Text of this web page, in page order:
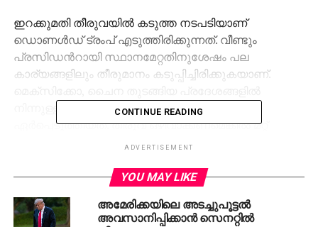
ഇറക്കുമതി തീരുവയില്‍ കടുത്ത നടപടിയാണ്
ഡൊണള്‍ഡ് ട്രംപ് എടുത്തിരിക്കുന്നത്. വീണ്ടും
പ്രസിഡന്‍റായി സ്ഥാനമേറ്റതിനുശേഷം പല
കാര്യങ്ങളിലും തീരുമാനം കടുപ്പിച്ചിരിക്കുകയാണ്.
നിന്നുള്ള ഉത്പന്നങ്ങള്‍ക്ക് 25% തീരുവയാണ്
ഏര്‍പ്പെടുത്തിയത്. തീരുവ ഒഴിവാക്കണമെങ്കില്‍ മറ്റ്
രാജ്യങ്ങളിലെ കമ്പനികളോട് അമേരിക്കയിലേക്ക്
കാനഡ, മെക്‌സിക്കോ, ചൈന എന്നിവിടങ്ങളില്‍ തീരുവ
ശനിയാഴ്ച ഒപ്പുവച്ചിരുന്നു. യുഎസിനെതിരെ ഈ
CONTINUE READING
ADVERTISEMENT
YOU MAY LIKE
അമേരിക്കയിലെ അടച്ചുപൂട്ടല്‍
അവസാനിപ്പിക്കാന്‍ സെനറ്റില്‍